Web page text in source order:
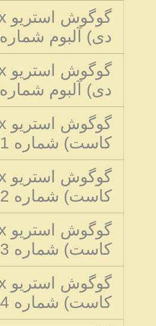
دی) آلبوم شماره6
دی) آلبوم شماره7
کاست) شماره 1
کاست) شماره 2
کاست) شماره 3
کاست) شماره 4